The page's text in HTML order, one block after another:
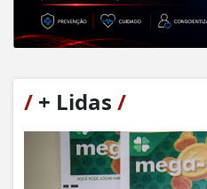
/ + Lidas /